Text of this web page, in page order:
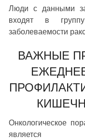
Люди с данными
входят в
заболеваемости
ВАЖНЫЕ
Онкологическое
является